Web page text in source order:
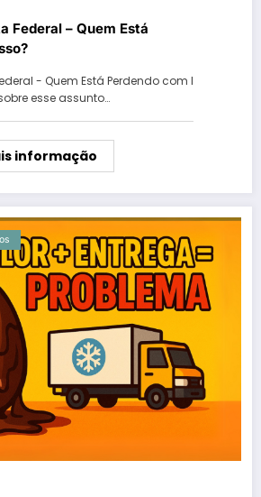
Federal – Quem Está
- Quem Está Perdendo com I
esse assunto…
informação